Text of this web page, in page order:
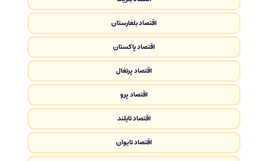
اقتصاد بلغارستان
اقتصاد پاکستان
اقتصاد پرتغال
اقتصاد پرو
اقتصاد تایلند
اقتصاد تایوان